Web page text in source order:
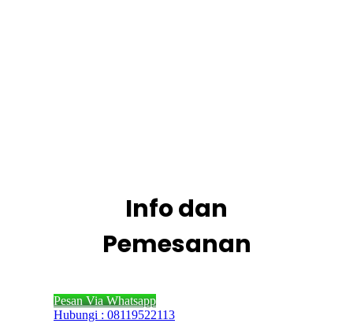
Info dan
Pemesanan
Pesan Via Whatsapp
Hubungi : 08119522113